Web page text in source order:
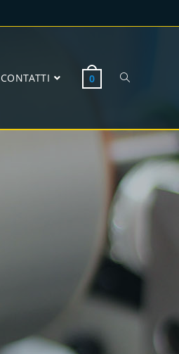
CONTATTI 0